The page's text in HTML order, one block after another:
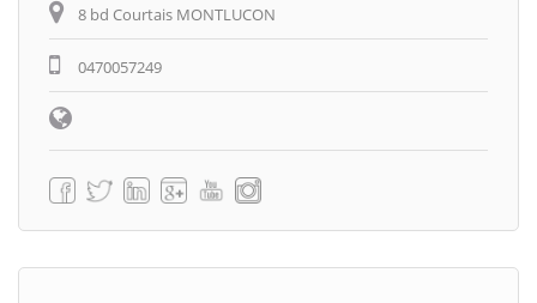
8 bd Courtais MONTLUCON
0470057249